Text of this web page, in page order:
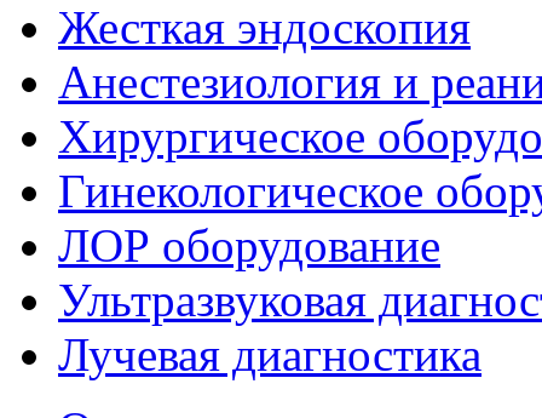
Жесткая эндоскопия
Анестезиология и
Хирургическое
Гинекологическое
ЛОР оборудование
Ультразвуковая
Лучевая диагностика